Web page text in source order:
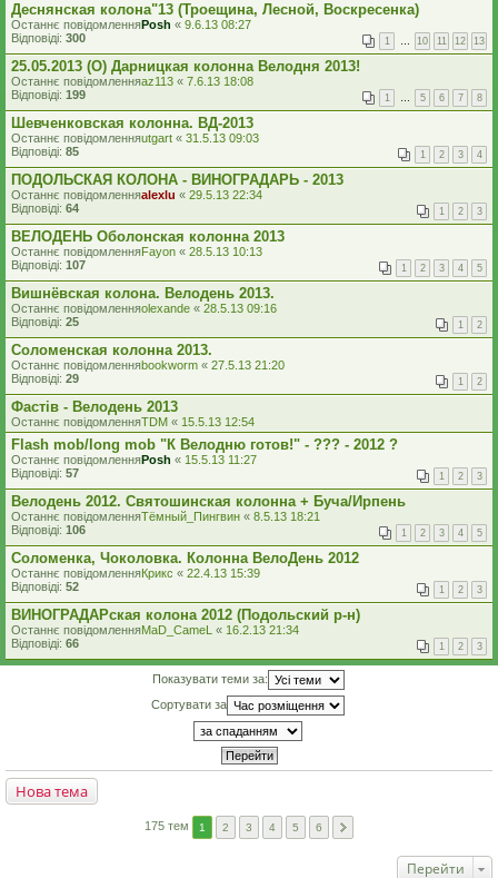
Деснянская колона"13 (Троещина, Лесной, Воскресенка)
Останнє повідомленняPosh « 9.6.13 08:27
Відповіді: 300 1 … 10 11 12 13
25.05.2013 (O) Дарницкая колонна Велодня 2013!
Останнє повідомленняaz113 « 7.6.13 18:08
Відповіді: 199 1 … 5 6 7 8
Шевченковская колонна. ВД-2013
Останнє повідомленняutgart « 31.5.13 09:03
Відповіді: 85 1 2 3 4
ПОДОЛЬСКАЯ КОЛОНА - ВИНОГРАДАРЬ - 2013
Останнє повідомленняalexlu « 29.5.13 22:34
Відповіді: 64 1 2 3
ВЕЛОДЕНЬ Оболонская колонна 2013
Останнє повідомленняFayon « 28.5.13 10:13
Відповіді: 107 1 2 3 4 5
Вишнёвская колона. Велодень 2013.
Останнє повідомленняolexande « 28.5.13 09:16
Відповіді: 25 1 2
Соломенская колонна 2013.
Останнє повідомленняbookworm « 27.5.13 21:20
Відповіді: 29 1 2
Фастів - Велодень 2013
Останнє повідомленняTDM « 15.5.13 12:54
Flash mob/long mob "К Велодню готов!" - ??? - 2012 ?
Останнє повідомленняPosh « 15.5.13 11:27
Відповіді: 57 1 2 3
Велодень 2012. Святошинская колонна + Буча/Ирпень
Останнє повідомленняТёмный_Пингвин « 8.5.13 18:21
Відповіді: 106 1 2 3 4 5
Соломенка, Чоколовка. Колонна ВелоДень 2012
Останнє повідомленняКрикс « 22.4.13 15:39
Відповіді: 52 1 2 3
ВИНОГРАДАРская колона 2012 (Подольский р-н)
Останнє повідомленняMaD_CameL « 16.2.13 21:34
Відповіді: 66 1 2 3
Показувати теми за:
Сортувати за
Нова тема
175 тем 1 2 3 4 5 6
Перейти